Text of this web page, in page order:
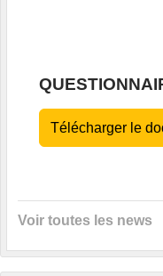
Télécharger le
Voir toutes les news